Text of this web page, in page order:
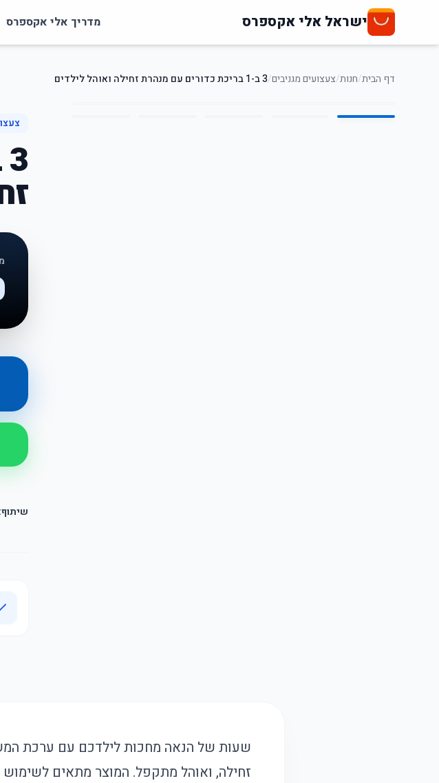
ישראל אלי אקספרס מדריך אלי אקספרס
דף הבית/חנות/צעצועים מגניבים/3 ב-1 בריכת כדורים עם מנהרת זחילה ואוהל לילדים 1
/
5
שעות של הנאה מחכות לילדכם עם ערכת
זחילה, ואוהל מתקפל. המוצר מתאים